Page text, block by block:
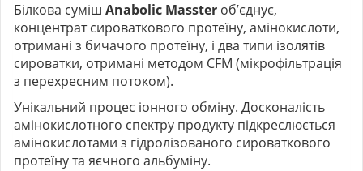
Білкова суміш Anabolic Masster об’єднує,
концентрат сироваткового протеїну, амінокислоти,
отримані з бичачого протеїну, і два типи ізолятів
сироватки, отримані методом CFM (мікрофільтрація
з перехресним потоком).
Унікальний процес іонного обміну. Досконалість
амінокислотного спектру продукту підкреслюється
амінокислотами з гідролізованого сироваткового
протеїну та яєчного альбуміну.